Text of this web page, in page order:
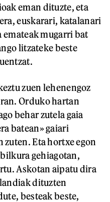
eman dituzte, eta
euskarari, katalanari
mugarri bat
litzateke beste
zuen lehenengoz
Orduko hartan
behar zutela gaia
batean» gaiari
zuten. Eta hortxe egon
gehiagotan,
Askotan aipatu dira
dituzten
besteak beste,